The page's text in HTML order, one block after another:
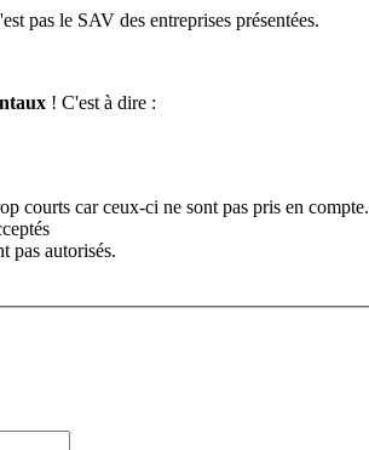
pas le SAV des entreprises présentées.
! C'est à dire :
courts car ceux-ci ne sont pas pris en compte.
pas autorisés.